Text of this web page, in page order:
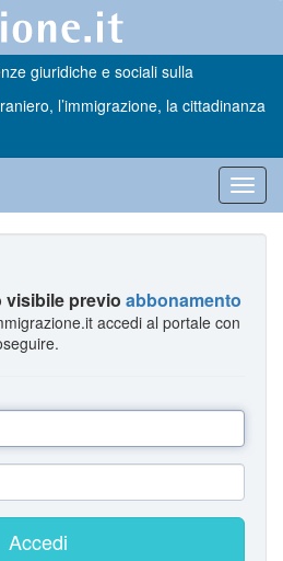
giuridiche e sociali sulla
l’immigrazione, la cittadinanza
previo abbonamento
accedi al portale con
Accedi